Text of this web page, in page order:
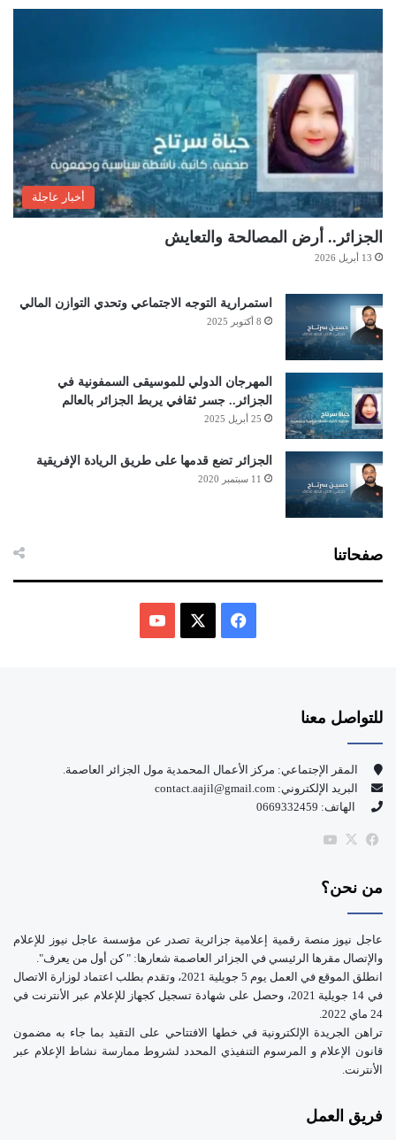
أخبار عاجلة
الجزائر.. أرض المصالحة والتعايش
13 أبريل 2026
استمرارية التوجه الاجتماعي وتحدي التوازن المالي
8 أكتوبر 2025
المهرجان الدولي للموسيقى السمفونية في
الجزائر.. جسر ثقافي يربط الجزائر بالعالم
25 أبريل 2025
الجزائر تضع قدمها على طريق الريادة الإفريقية
11 سبتمبر 2020
صفحاتنا
و
ك
للتواصل معنا
المقر الإجتماعي: مركز الأعمال المحمدية مول الجزائر العاصمة.
البريد الإلكتروني: contact.aajil@gmail.com
الهاتف: 0669332459
فيسبوك
‫X
من نحن؟
عاجل نيوز منصة رقمية إعلامية جزائرية تصدر عن مؤسسة عاجل نيوز للإعلام
والإتصال مقرها الرئيسي في الجزائر العاصمة شعارها: " كن أول من يعرف".
انطلق الموقع في العمل يوم 5 جويلية 2021، وتقدم بطلب اعتماد لوزارة الاتصال
في 14 جويلية 2021، وحصل على شهادة تسجيل كجهاز للإعلام عبر الأنترنت في
24 ماي 2022.
تراهن الجريدة الإلكترونية في خطها الافتتاحي على التقيد بما جاء به مضمون
قانون الإعلام و المرسوم التنفيذي المحدد لشروط ممارسة نشاط الإعلام عبر
الأنترنت.
فريق العمل